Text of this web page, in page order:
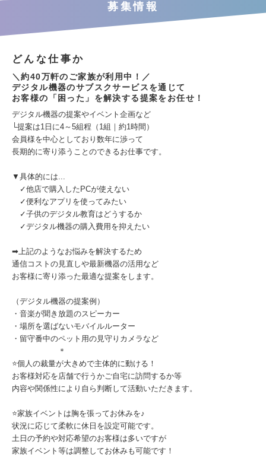
募集情報
どんな仕事か
＼約40万軒のご家族が利用中！／
デジタル機器のサブスクサービスを通じて
お客様の「困った」を解決する提案をお任せ！
デジタル機器の提案やイベント企画など
└提案は1日に4～5組程（1組｜約1時間）
会員様を中心としており数年に渉って
長期的に寄り添うことのできるお仕事です。
▼具体的には...
✓他店で購入したPCが使えない
✓便利なアプリを使ってみたい
✓子供のデジタル教育はどうするか
✓デジタル機器の購入費用を抑えたい
➡上記のようなお悩みを解決するため
通信コストの見直しや最新機器の活用など
お客様に寄り添った最適な提案をします。
（デジタル機器の提案例）
・音楽が聞き放題のスピーカー
・場所を選ばないモバイルルーター
・留守番中のペット用の見守りカメラなど
＊
⭐個人の裁量が大きめで主体的に動ける！
お客様対応を店舗で行うかご自宅に訪問するか等
内容や関係性により自ら判断して活動いただきます。
⭐家族イベントは胸を張ってお休みを♪
状況に応じて柔軟に休日を設定可能です。
土日の予約や対応希望のお客様は多いですが
家族イベント等は調整してお休みも可能です！